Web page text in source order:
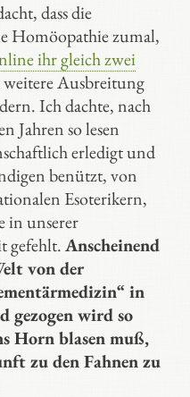
dass die
Homöopathie zumal,
ihr gleich zwei
Ausbreitung
Ich dachte, nach
Jahren so lesen
erledigt und
benützt, von
Esoterikern,
in unserer
gefehlt.Anscheinend
von der
in
gezogen wird so
Horn blasen muß,
zu den Fahnen zu